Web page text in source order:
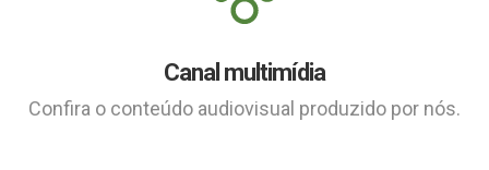
Canal multimídia
Confira o conteúdo audiovisual produzido por nós.